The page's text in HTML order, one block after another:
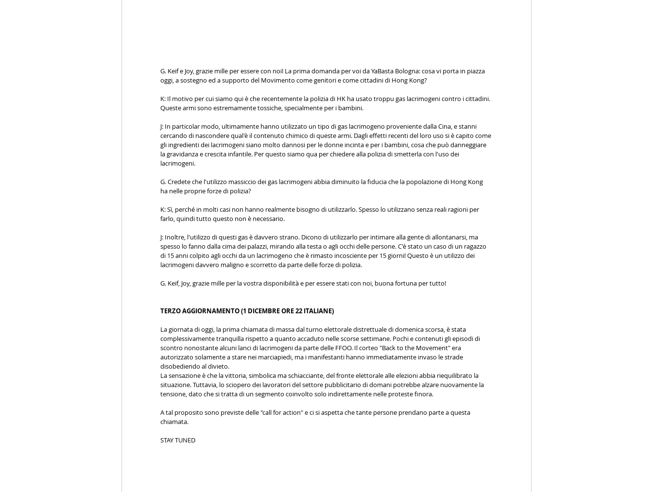
G. Keif e Joy, grazie mille per essere con noi! La prima domanda per voi da YaBasta Bologna: cosa vi porta in piazza
oggi, a sostegno ed a supporto del Movimento come genitori e come cittadini di Hong Kong?
K: Il motivo per cui siamo qui è che recentemente la polizia di HK ha usato troppu gas lacrimogeni contro i cittadini.
Queste armi sono estremamente tossiche, specialmente per i bambini.
J: In particolar modo, ultimamente hanno utilizzato un tipo di gas lacrimogeno proveniente dalla Cina, e stanni
cercando di nascondere qual'è il contenuto chimico di queste armi. Dagli effetti recenti del loro uso si è capito come
gli ingredienti dei lacrimogeni siano molto dannosi per le donne incinta e per i bambini, cosa che può danneggiare
la gravidanza e crescita infantile. Per questo siamo qua per chiedere alla polizia di smetterla con l'uso dei
lacrimogeni.
G. Credete che l'utilizzo massiccio dei gas lacrimogeni abbia diminuito la fiducia che la popolazione di Hong Kong
ha nelle proprie forze di polizia?
K: Sì, perché in molti casi non hanno realmente bisogno di utilizzarlo. Spesso lo utilizzano senza reali ragioni per
farlo, quindi tutto questo non è necessario.
J: Inoltre, l'utilizzo di questi gas è davvero strano. Dicono di utilizzarlo per intimare alla gente di allontanarsi, ma
spesso lo fanno dalla cima dei palazzi, mirando alla testa o agli occhi delle persone. C'è stato un caso di un ragazzo
di 15 anni colpito agli occhi da un lacrimogeno che è rimasto incosciente per 15 giorni! Questo è un utilizzo dei
lacrimogeni davvero maligno e scorretto da parte delle forze di polizia.
G. Keif, Joy, grazie mille per la vostra disponibilità e per essere stati con noi, buona fortuna per tutto!
TERZO AGGIORNAMENTO (1 DICEMBRE ORE 22 ITALIANE)
La giornata di oggi, la prima chiamata di massa dal turno elettorale distrettuale di domenica scorsa, è stata
complessivamente tranquilla rispetto a quanto accaduto nelle scorse settimane. Pochi e contenuti gli episodi di
scontro nonostante alcuni lanci di lacrimogeni da parte delle FFOO. Il corteo "Back to the Movement" era
autorizzato solamente a stare nei marciapiedi, ma i manifestanti hanno immediatamente invaso le strade
disobediendo al divieto.
La sensazione è che la vittoria, simbolica ma schiacciante, del fronte elettorale alle elezioni abbia riequilibrato la
situazione. Tuttavia, lo sciopero dei lavoratori del settore pubblicitario di domani potrebbe alzare nuovamente la
tensione, dato che si tratta di un segmento coinvolto solo indirettamente nelle proteste finora.
A tal proposito sono previste delle "call for action" e ci si aspetta che tante persone prendano parte a questa
chiamata.
STAY TUNED